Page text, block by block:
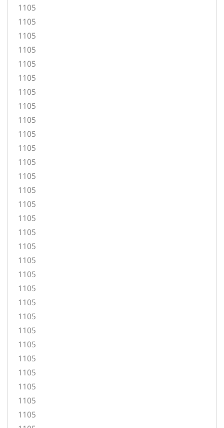
1105
1105
1105
1105
1105
1105
1105
1105
1105
1105
1105
1105
1105
1105
1105
1105
1105
1105
1105
1105
1105
1105
1105
1105
1105
1105
1105
1105
1105
1105